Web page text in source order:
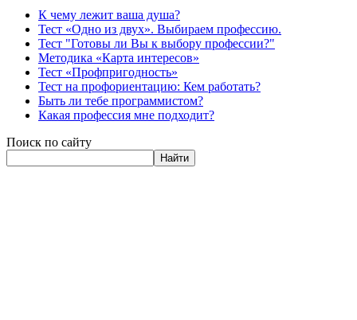
К чему лежит ваша душа?
Тест «Одно из двух». Выбираем профессию.
Тест "Готовы ли Вы к выбору профессии?"
Методика «Карта интересов»
Тест «Профпригодность»
Тест на профориентацию: Кем работать?
Быть ли тебе программистом?
Какая профессия мне подходит?
Поиск по сайту
Найти